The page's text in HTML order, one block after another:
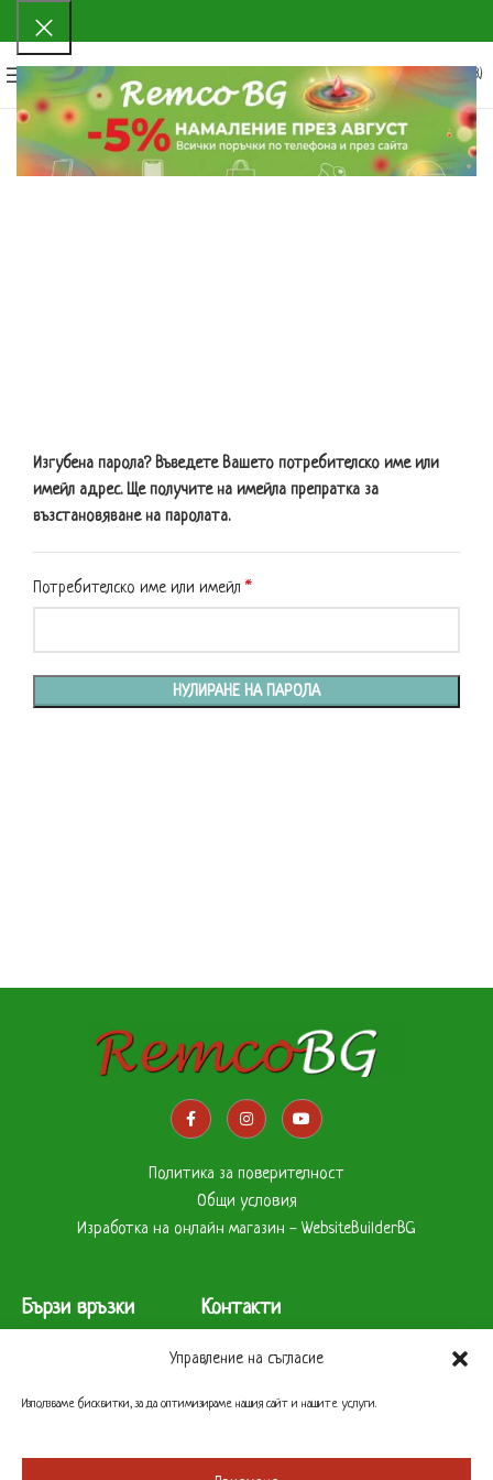
Управление на съгласие
Използваме бисквитки, за да оптимизираме нашия сайт и нашите услуги.
МЕНЮ
0
0.00€ (0.00 ЛВ.)
Изгубена парола? Въведете Вашето потребителско име или
имейл адрес. Ще получите на имейла препратка за
възстановяване на паролата.
Потребителско име или имейл*
НУЛИРАНЕ НА ПАРОЛА
Политика за поверителност
Общи условия
Изработка на онлайн магазин - WebsiteBuilderBG
Бързи връзки
Продукти
Партньори
Контакти
+359 2 957 1147
+359 888823179